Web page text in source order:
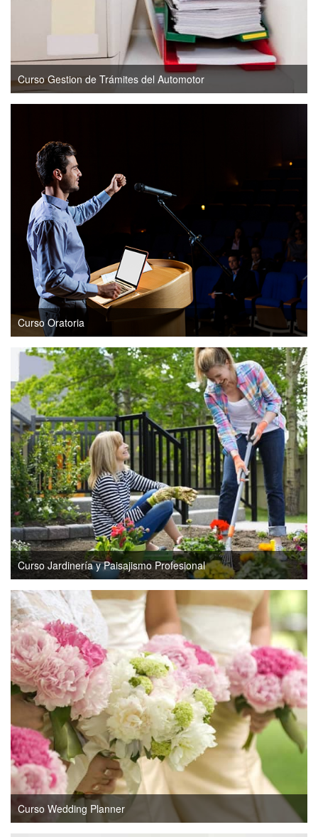
Curso Gestion de Trámites del Automotor
Curso Oratoria
Curso Jardinería y Paisajismo Profesional
Curso Wedding Planner